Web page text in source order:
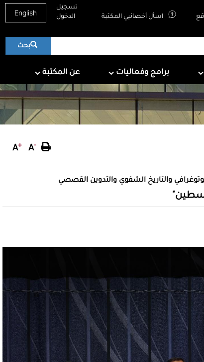
English اسأل أخصائيي المكتبة
تسجيل
الدخول
بحث
For
Programs & Events
برامج وفعاليات
About QNL
عن المكتبة
A+ A-
والتاريخ الشفوي والتدوين القصصي